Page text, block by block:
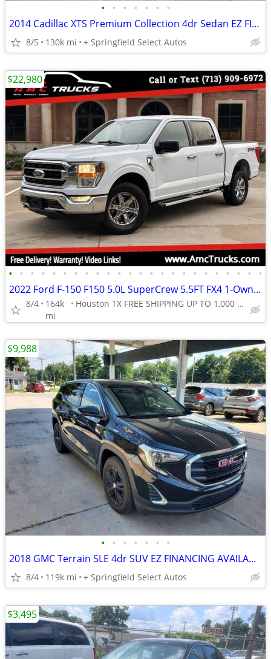
• • • • • • •
2014 Cadillac XTS Premium Collection 4dr Sedan EZ FINANCING AVAILABLE
8/5 130k mi + Springfield Select Autos
• • • • • • • • • • • • • • • • • • • • • • • •
2022 Ford F-150 F150 5.0L SuperCrew 5.5FT FX4 1-Owner CarFax NO Rust
8/4
164k
mi
Houston TX FREE SHIPPING UP TO 1,000 MI (.90C/MI Add
$22,980
• • • • • • •
2018 GMC Terrain SLE 4dr SUV EZ FINANCING AVAILABLE
8/4 119k mi + Springfield Select Autos
$9,988
$3,495